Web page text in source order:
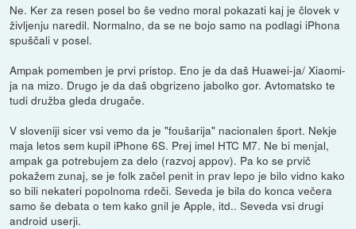
Ne. Ker za resen posel bo še vedno moral pokazati kaj je človek v
življenju naredil. Normalno, da se ne bojo samo na podlagi iPhona
spuščali v posel.
Ampak pomemben je prvi pristop. Eno je da daš Huawei-ja/ Xiaomi-
ja na mizo. Drugo je da daš obgrizeno jabolko gor. Avtomatsko te
tudi družba gleda drugače.
V sloveniji sicer vsi vemo da je "foušarija" nacionalen šport. Nekje
maja letos sem kupil iPhone 6S. Prej imel HTC M7. Ne bi menjal,
ampak ga potrebujem za delo (razvoj appov). Pa ko se prvič
pokažem zunaj, se je folk začel penit in prav lepo je bilo vidno kako
so bili nekateri popolnoma rdeči. Seveda je bila do konca večera
samo še debata o tem kako gnil je Apple, itd.. Seveda vsi drugi
android userji.